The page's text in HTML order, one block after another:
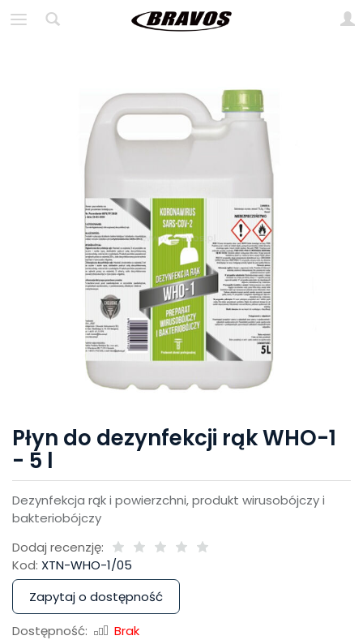
Płyn do dezynfekcji rąk WHO-1
- 5 l
Dezynfekcja rąk i powierzchni, produkt wirusobójczy i
bakteriobójczy
Dodaj recenzję:
Kod: XTN-WHO-1/05
Zapytaj o dostępność
Dostępność:
Brak